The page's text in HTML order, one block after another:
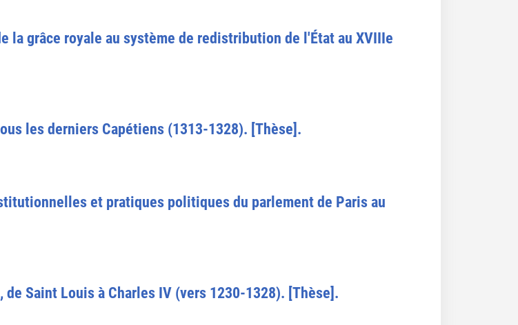
la grâce royale au système de redistribution de l'État au XVIIIe
les derniers Capétiens (1313-1328). [Thèse].
et pratiques politiques du parlement de Paris au
Saint Louis à Charles IV (vers 1230-1328). [Thèse].